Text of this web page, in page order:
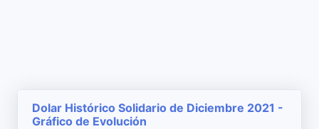
Dolar Histórico Solidario de Diciembre 2021 -
Gráfico de Evolución